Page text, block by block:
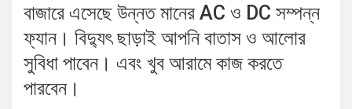
বাজারে এসেছে উন্নত মানের AC ও DC সম্পন্ন
ফ্যান। বিদ্যুৎ ছাড়াই আপনি বাতাস ও আলোর
সুবিধা পাবেন। এবং খুব আরামে কাজ করতে
পারবেন।